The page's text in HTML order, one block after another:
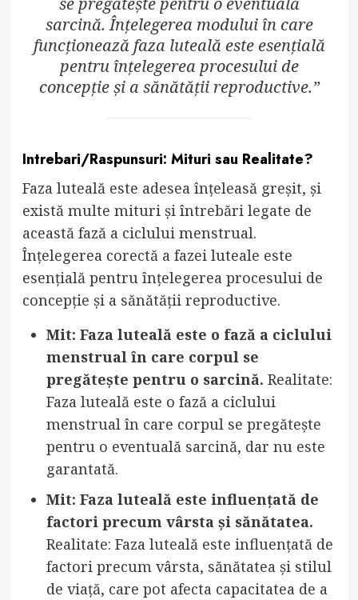
sarcină. Înțelegerea modului în care
funcționează faza luteală este esențială
pentru înțelegerea procesului de
concepție și a sănătății reproductive.”
Intrebari/Raspunsuri: Mituri sau Realitate?
Faza luteală este adesea înțeleasă greșit, și
există multe mituri și întrebări legate de
această fază a ciclului menstrual.
Înțelegerea corectă a fazei luteale este
esențială pentru înțelegerea procesului de
concepție și a sănătății reproductive.
Mit: Faza luteală este o fază a ciclului
menstrual în care corpul se
pregătește pentru o sarcină. Realitate:
Faza luteală este o fază a ciclului
menstrual în care corpul se pregătește
pentru o eventuală sarcină, dar nu este
garantată.
Mit: Faza luteală este influențată de
factori precum vârsta și sănătatea.
Realitate: Faza luteală este influențată de
factori precum vârsta, sănătatea și stilul
de viață, care pot afecta capacitatea de a